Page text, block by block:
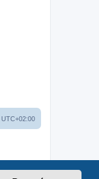
UTC+02:00